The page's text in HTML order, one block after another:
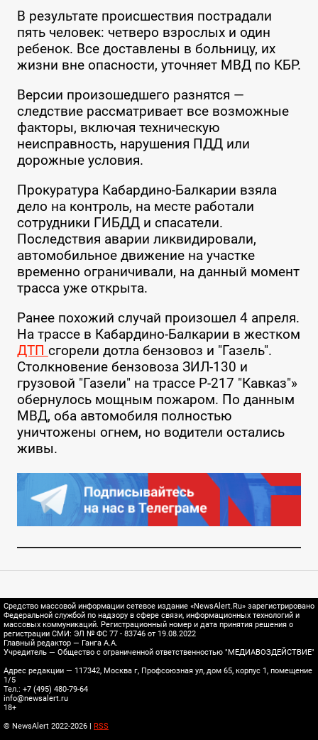
В результате происшествия пострадали
пять человек: четверо взрослых и один
ребенок. Все доставлены в больницу, их
жизни вне опасности, уточняет МВД по КБР.
Версии произошедшего разнятся —
следствие рассматривает все возможные
факторы, включая техническую
неисправность, нарушения ПДД или
дорожные условия.
Прокуратура Кабардино-Балкарии взяла
дело на контроль, на месте работали
сотрудники ГИБДД и спасатели.
Последствия аварии ликвидировали,
автомобильное движение на участке
временно ограничивали, на данный момент
трасса уже открыта.
Ранее похожий случай произошел 4 апреля.
На трассе в Кабардино-Балкарии в жестком
ДТП сгорели дотла бензовоз и "Газель".
Столкновение бензовоза ЗИЛ-130 и
грузовой "Газели" на трассе Р-217 "Кавказ"»
обернулось мощным пожаром. По данным
МВД, оба автомобиля полностью
уничтожены огнем, но водители остались
живы.
Средство массовой информации сетевое издание «NewsAlert.Ru» зарегистрировано
Федеральной службой по надзору в сфере связи, информационных технологий и
массовых коммуникаций. Регистрационный номер и дата принятия решения о
регистрации СМИ: ЭЛ № ФС 77 - 83746 от 19.08.2022
Главный редактор — Ганга А.А.
Учредитель — Общество с ограниченной ответственностью "МЕДИАВОЗДЕЙСТВИЕ"
Адрес редакции — 117342, Москва г, Профсоюзная ул, дом 65, корпус 1, помещение
1/5
Тел.: +7 (495) 480-79-64
info@newsalert.ru
18+
© NewsAlert 2022-2026 | RSS